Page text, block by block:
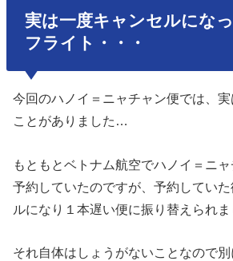
実は一度キャンセルにな
フライト・・・
今回のハノイ＝ニャチャン便では、
ことがありました…
もともとベトナム航空でハノイ＝ニ
予約していたのですが、予約してい
ルになり１本遅い便に振り替えられま
それ自体はしょうがないことなので別